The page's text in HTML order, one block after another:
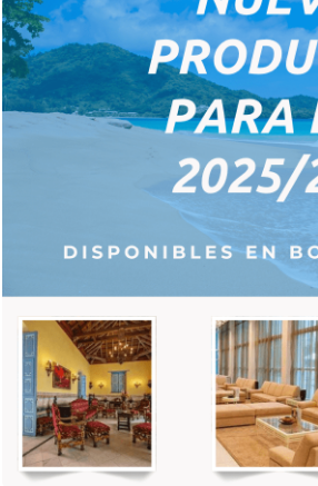
138,00 $US
L'Iberostar Grand Hôtel Packard
propose de chambres conçues pour
vous offrir d…
176,00 $US